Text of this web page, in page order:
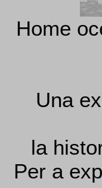
Home
Una
la
Per a